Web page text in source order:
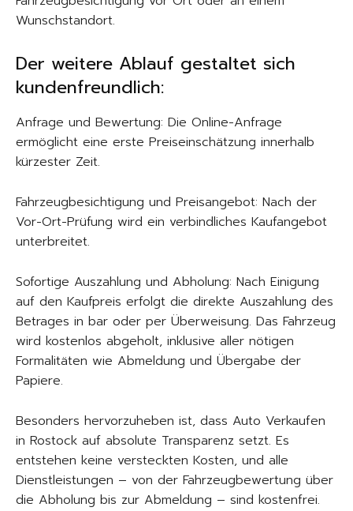
Wunschstandort.
Der weitere Ablauf gestaltet sich
kundenfreundlich:
Anfrage und Bewertung: Die Online-Anfrage
ermöglicht eine erste Preiseinschätzung innerhalb
kürzester Zeit.
Fahrzeugbesichtigung und Preisangebot: Nach der
Vor-Ort-Prüfung wird ein verbindliches Kaufangebot
unterbreitet.
Sofortige Auszahlung und Abholung: Nach Einigung
auf den Kaufpreis erfolgt die direkte Auszahlung des
Betrages in bar oder per Überweisung. Das Fahrzeug
wird kostenlos abgeholt, inklusive aller nötigen
Formalitäten wie Abmeldung und Übergabe der
Papiere.
Besonders hervorzuheben ist, dass Auto Verkaufen
in Rostock auf absolute Transparenz setzt. Es
entstehen keine versteckten Kosten, und alle
Dienstleistungen – von der Fahrzeugbewertung über
die Abholung bis zur Abmeldung – sind kostenfrei.